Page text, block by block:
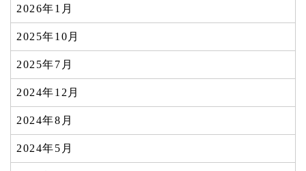
2026年1月
2025年10月
2025年7月
2024年12月
2024年8月
2024年5月